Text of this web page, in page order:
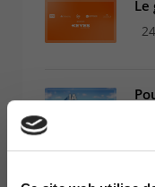
Le